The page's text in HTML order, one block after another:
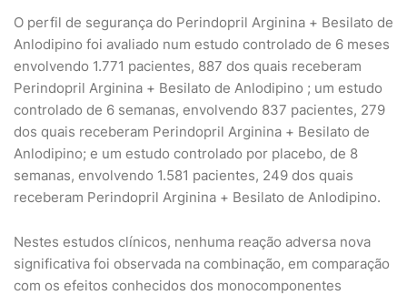
O perfil de segurança do Perindopril Arginina + Besilato de
Anlodipino foi avaliado num estudo controlado de 6 meses
envolvendo 1.771 pacientes, 887 dos quais receberam
Perindopril Arginina + Besilato de Anlodipino ; um estudo
controlado de 6 semanas, envolvendo 837 pacientes, 279
dos quais receberam Perindopril Arginina + Besilato de
Anlodipino; e um estudo controlado por placebo, de 8
semanas, envolvendo 1.581 pacientes, 249 dos quais
receberam Perindopril Arginina + Besilato de Anlodipino.
Nestes estudos clínicos, nenhuma reação adversa nova
significativa foi observada na combinação, em comparação
com os efeitos conhecidos dos monocomponentes